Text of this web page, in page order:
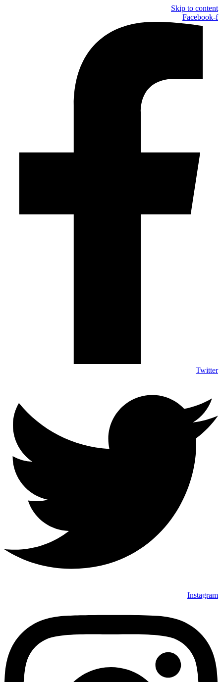
Skip to content
Facebook-f
Twitter
Instagram